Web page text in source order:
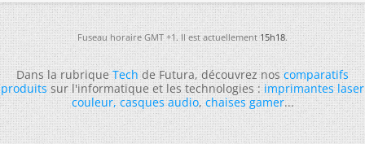
Fuseau horaire GMT +1. Il est actuellement15h18.
Dans la rubriqueTechde Futura, découvrez noscomparatifs
produitssur l'informatique et les technologies :imprimantes laser
couleur,casques audio,chaises gamer...